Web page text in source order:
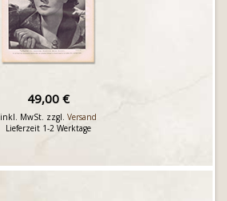
49,00 €
inkl. MwSt. zzgl. Versand
Lieferzeit 1-2 Werktage